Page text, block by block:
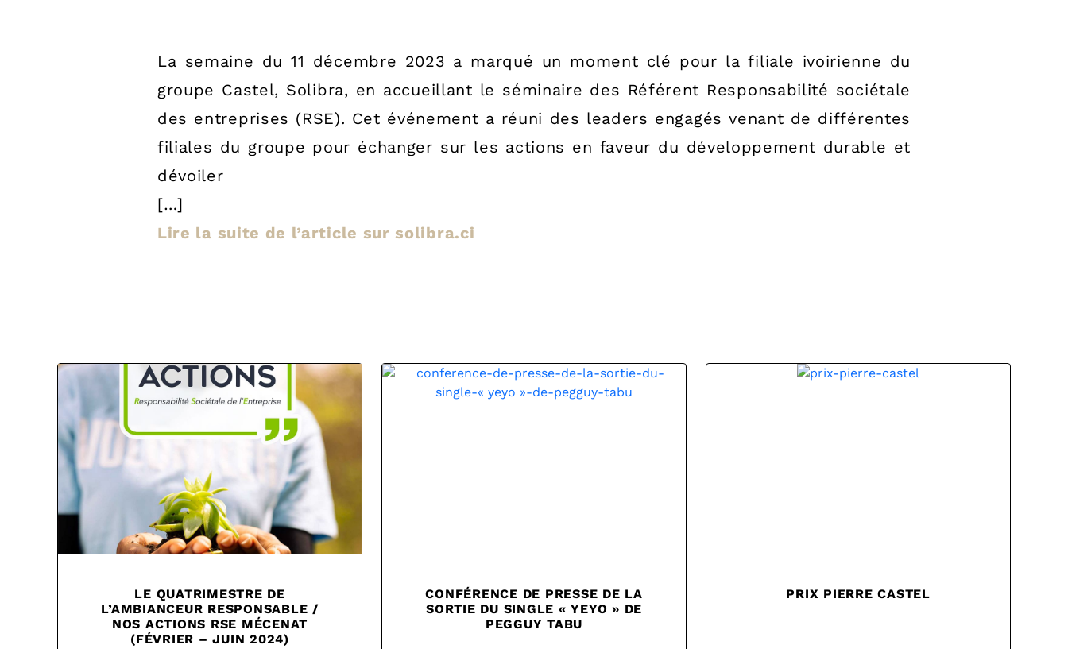
La semaine du 11 décembre 2023 a marqué un moment clé pour la filiale ivoirienne du
groupe Castel, Solibra, en accueillant le séminaire des Référent Responsabilité sociétale
des entreprises (RSE). Cet événement a réuni des leaders engagés venant de différentes
filiales du groupe pour échanger sur les actions en faveur du développement durable et
dévoiler
[…]
Lire la suite de l’article sur solibra.ci
LE QUATRIMESTRE DE
L’AMBIANCEUR RESPONSABLE /
NOS ACTIONS RSE MÉCENAT
(FÉVRIER – JUIN 2024)
CONFÉRENCE DE PRESSE DE LA
SORTIE DU SINGLE « YEYO » DE
PEGGUY TABU
PRIX PIERRE CASTEL